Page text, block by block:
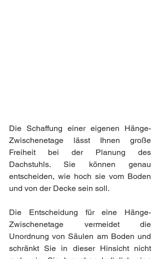
Die Schaffung einer eigenen Hänge-
Zwischenetage lässt Ihnen große
Freiheit bei der Planung des
Dachstuhls. Sie können genau
entscheiden, wie hoch sie vom Boden
und von der Decke sein soll.
Die Entscheidung für eine Hänge-
Zwischenetage vermeidet die
Unordnung von Säulen am Boden und
schränkt Sie in dieser Hinsicht nicht